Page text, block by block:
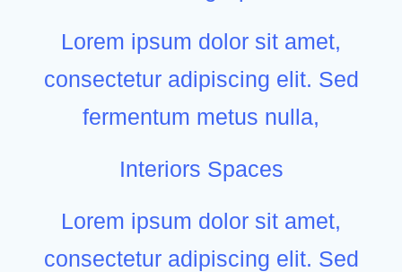
Lorem ipsum dolor sit amet,
consectetur adipiscing elit. Sed
fermentum metus nulla,
Interiors Spaces
Lorem ipsum dolor sit amet,
consectetur adipiscing elit. Sed